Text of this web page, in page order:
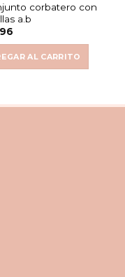
corbatero con
a.b
AL CARRITO